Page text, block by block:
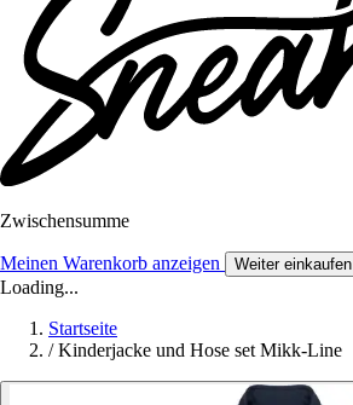
Zwischensumme
Meinen Warenkorb anzeigen Weiter einkaufen
Loading...
Startseite
/ Kinderjacke und Hose set Mikk-Line